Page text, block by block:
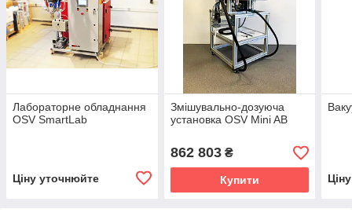
Лабораторне обладнання
OSV SmartLab
Ціну уточнюйте
Змішувально-дозуюча
установка OSV Mini AB
862 803₴
Купити